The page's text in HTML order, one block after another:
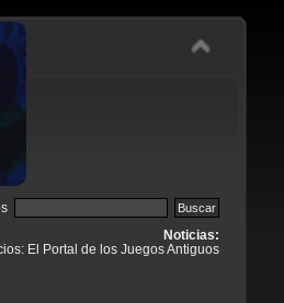
Noticias:
El Portal de los Juegos Antiguos